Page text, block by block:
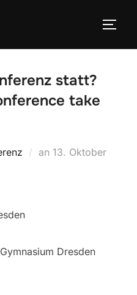
statt?
take
an 13. Oktober
Dresden